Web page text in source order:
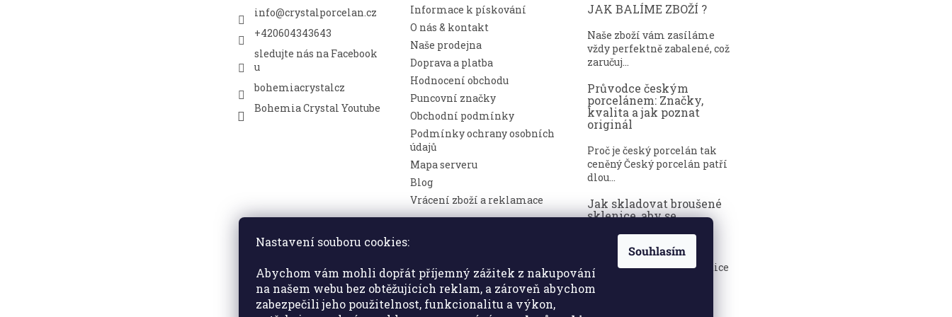
Nastavení souboru cookies:
Abychom vám mohli dopřát příjemný zážitek z nakupování
na našem webu bez obtěžujících reklam, a zároveň abychom
zabezpečili jeho použitelnost, funkcionalitu a výkon,
Souhlasím
info@crystalporcelan.cz
+420604343643
sledujte nás na Facebook
u
bohemiacrystalcz
Bohemia Crystal Youtube
Informace k pískování
O nás & kontakt
Naše prodejna
Doprava a platba
Hodnocení obchodu
Puncovní značky
Obchodní podmínky
Podmínky ochrany osobních
údajů
Mapa serveru
Blog
Vrácení zboží a reklamace
JAK BALÍME ZBOŽÍ ?
Naše zboží vám zasíláme
vždy perfektně zabalené, což
zaručuj...
Průvodce českým
porcelánem: Značky,
kvalita a jak poznat
originál
Proč je český porcelán tak
ceněný Český porcelán patří
dlou...
Jak skladovat broušené
sklenice, aby se
Broušené sklenice jsou
symbolem elegance, tradice
a luxusu. ...